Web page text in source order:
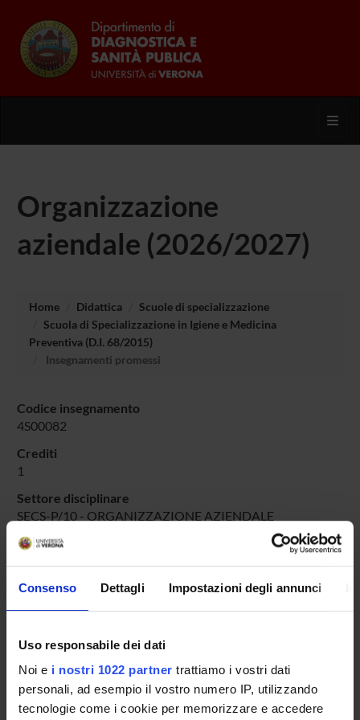
Consenso Dettagli Impostazioni degli annunci
Uso responsabile dei dati
Noi e i nostri 1022 partner trattiamo i vostri dati
personali, ad esempio il vostro numero IP, utilizzando
tecnologie come i cookie per memorizzare e accedere
Organizzazione
aziendale (2026/2027)
Home Didattica
Scuole di specializzazione
Scuola di Specializzazione in Igiene e Medicina
Preventiva (D.I. 68/2015)
Insegnamenti promessi
Codice insegnamento
4S00082
Crediti
1
Settore disciplinare
SECS-P/10 - ORGANIZZAZIONE AZIENDALE
Piani didattici
Insegnamenti
Bacheca avvisi
Organi collegiali e di governo